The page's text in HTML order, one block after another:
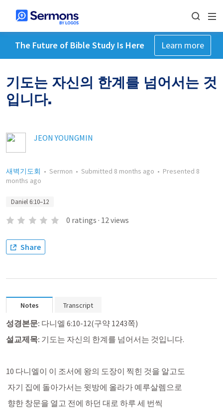
The Future of Bible Study Is Here Learn more
기도는 자신의 한계를 넘어서는 것
입니다.
JEON YOUNGMIN
새벽기도회 • Sermon • Submitted 8 months ago • Presented 8
months ago
Daniel 6:10–12
0 ratings · 12views
Share
Notes Transcript
성경본문: 다니엘 6:10-12(구약 1243쪽)
설교제목: 기도는 자신의 한계를 넘어서는 것입니다.
10 다니엘이 이 조서에 왕의 도장이 찍힌 것을 알고도
자기 집에 돌아가서는 윗방에 올라가 예루살렘으로
향한 창문을 열고 전에 하던 대로 하루 세 번씩